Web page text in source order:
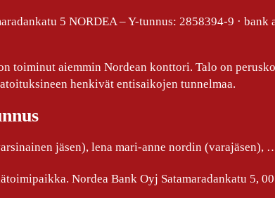
5 NORDEA – Y-tunnus: 2858394-9 ·
toiminut aiemmin Nordean konttori. Talo on
henkivät entisaikojen tunnelmaa.
jäsen), lena mari-anne nordin (varajäsen),
Nordea Bank Oyj Satamaradankatu 5,